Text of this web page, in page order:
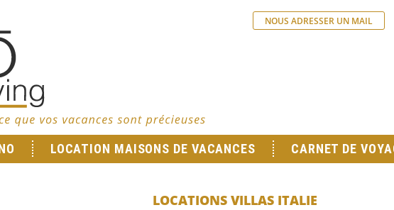
NOUS ADRESSER UN MAIL
LOCATION MAISONS DE VACANCES CARNET DE
LOCATIONS VILLAS ITALIE